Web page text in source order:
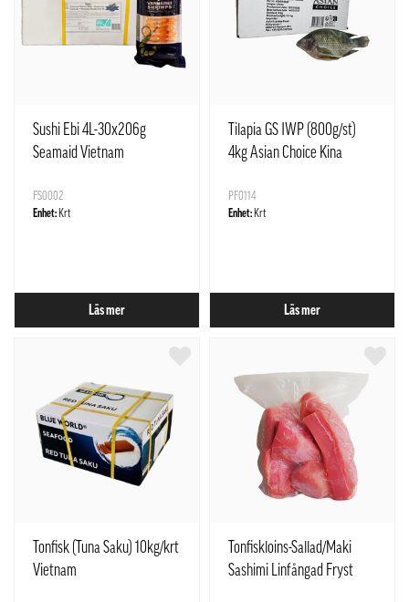
Sushi Ebi 4L-30x206g
Seamaid Vietnam
FS0002
Enhet: Krt
Läs mer
Tilapia GS IWP (800g/st)
4kg Asian Choice Kina
PF0114
Enhet: Krt
Läs mer
Tonfisk (Tuna Saku) 10kg/krt
Vietnam
Tonfiskloins-Sallad/Maki
Sashimi Linfångad Fryst